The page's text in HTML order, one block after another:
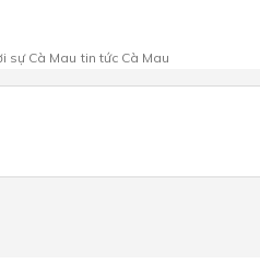
sự Cà Mau tin tức Cà Mau